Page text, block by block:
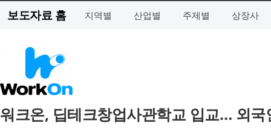
보도자료 홈 지역별 산업별 주제별 상장사
워크온, 딥테크창업사관학교 입교… 외